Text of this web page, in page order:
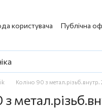
користувача Публічна
Коліно 90 з метал.різьб.внутр.
з